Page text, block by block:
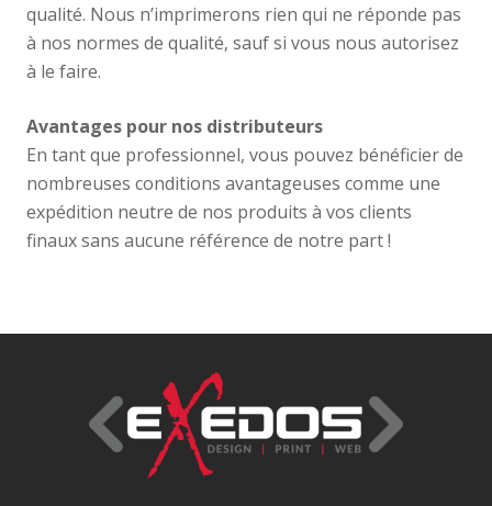
qualité. Nous n’imprimerons rien qui ne réponde pas
à nos normes de qualité, sauf si vous nous autorisez
à le faire.
Avantages pour nos distributeurs
En tant que professionnel, vous pouvez bénéficier de
nombreuses conditions avantageuses comme une
expédition neutre de nos produits à vos clients
finaux sans aucune référence de notre part !